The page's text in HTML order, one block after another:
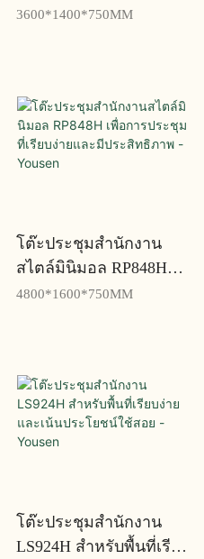
พิเศษ - Yousen
3600*1400*750MM
โต๊ะประชุมสำนักงาน
สไตล์มินิมอล RP848H
เพื่อการประชุมที่เรียบง่าย
4800*1600*750MM
โต๊ะประชุมสำนักงาน
LS924H สำหรับพื้นที่เรียบ